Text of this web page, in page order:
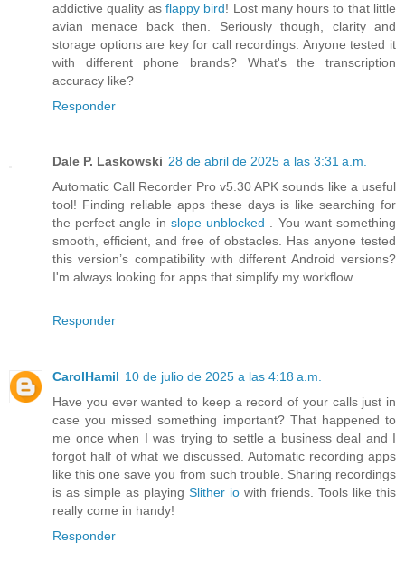
addictive quality as flappy bird! Lost many hours to that little
avian menace back then. Seriously though, clarity and
storage options are key for call recordings. Anyone tested it
with different phone brands? What's the transcription
accuracy like?
Responder
Dale P. Laskowski 28 de abril de 2025 a las 3:31 a.m.
Automatic Call Recorder Pro v5.30 APK sounds like a useful
tool! Finding reliable apps these days is like searching for
the perfect angle in slope unblocked . You want something
smooth, efficient, and free of obstacles. Has anyone tested
this version’s compatibility with different Android versions?
I'm always looking for apps that simplify my workflow.
Responder
CarolHamil 10 de julio de 2025 a las 4:18 a.m.
Have you ever wanted to keep a record of your calls just in
case you missed something important? That happened to
me once when I was trying to settle a business deal and I
forgot half of what we discussed. Automatic recording apps
like this one save you from such trouble. Sharing recordings
is as simple as playing Slither io with friends. Tools like this
really come in handy!
Responder